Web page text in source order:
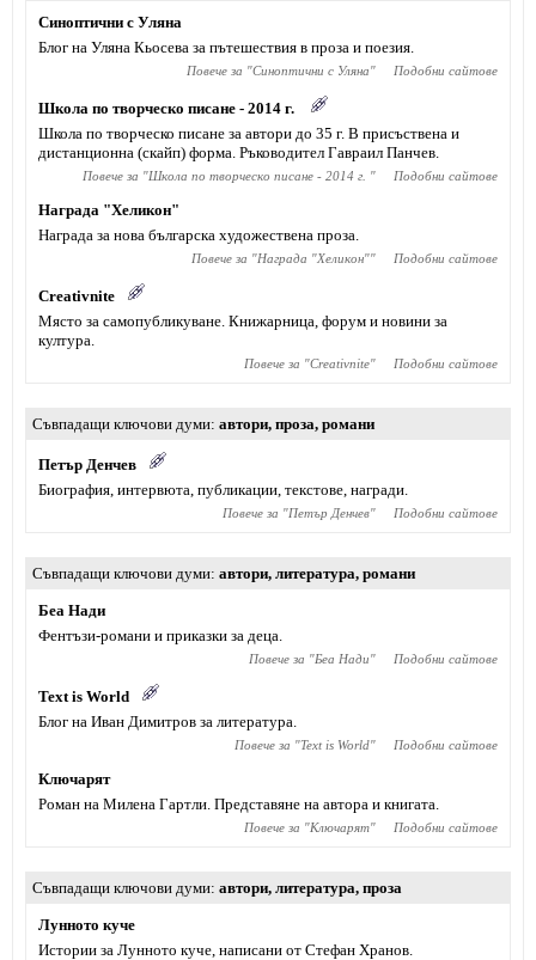
Синоптични с Уляна
Блог на Уляна Кьосева за пътешествия в проза и поезия.
Повече за "Синоптични с Уляна" Подобни сайтове
Школа по творческо писане - 2014 г.
Школа по творческо писане за автори до 35 г. В присъствена и
дистанционна (скайп) форма. Ръководител Гавраил Панчев.
Повече за "Школа по творческо писане - 2014 г. " Подобни сайтове
Награда "Хеликон"
Награда за нова българска художествена проза.
Повече за "Награда "Хеликон"" Подобни сайтове
Creativnite
Място за самопубликуване. Книжарница, форум и новини за
култура.
Повече за "Creativnite" Подобни сайтове
Съвпадащи ключови думи автори, проза, романи
Петър Денчев
Биография, интервюта, публикации, текстове, награди.
Повече за "Петър Денчев" Подобни сайтове
Съвпадащи ключови думи автори, литература, романи
Беа Нади
Фентъзи-романи и приказки за деца.
Повече за "Беа Нади" Подобни сайтове
Text is World
Блог на Иван Димитров за литература.
Повече за "Text is World" Подобни сайтове
Ключарят
Роман на Милена Гартли. Представяне на автора и книгата.
Повече за "Ключарят" Подобни сайтове
Съвпадащи ключови думи автори, литература, проза
Лунното куче
Истории за Лунното куче, написани от Стефан Хранов.